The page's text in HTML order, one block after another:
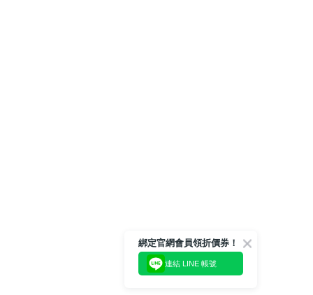
綁定官網會員領折價券！
連結 LINE 帳號